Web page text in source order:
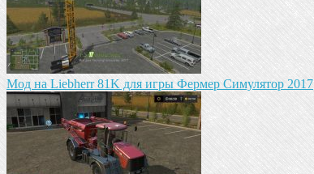
Мод на Liebherr 81K для игры Фермер Симулятор 2017